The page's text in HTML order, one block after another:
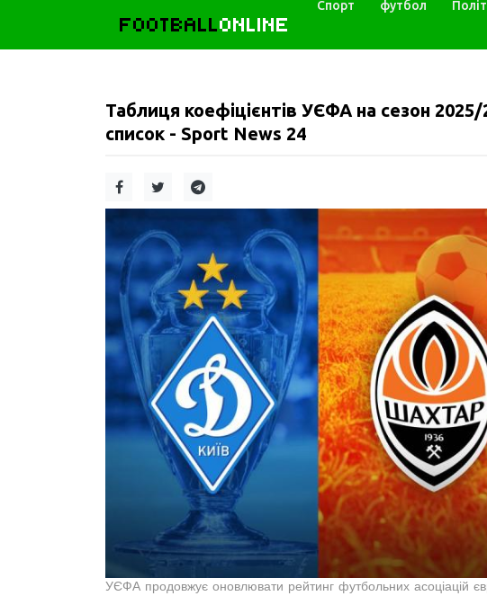
FOOTBALLONLINE
Спорт футбол
Таблиця коефіцієнтів УЄФА на сезон 2025/
список - Sport News 24
УЄФА продовжує оновлювати рейтинг футбольних асоціацій